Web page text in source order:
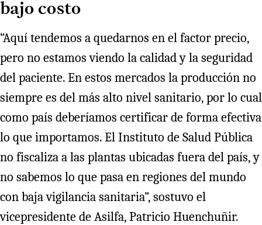
bajo costo
“Aquí tendemos a quedarnos en el factor precio,
pero no estamos viendo la calidad y la seguridad
del paciente. En estos mercados la producción no
siempre es del más alto nivel sanitario, por lo cual
como país deberíamos certificar de forma efectiva
lo que importamos. El Instituto de Salud Pública
no fiscaliza a las plantas ubicadas fuera del país, y
no sabemos lo que pasa en regiones del mundo
con baja vigilancia sanitaria”, sostuvo el
vicepresidente de Asilfa, Patricio Huenchuñir.